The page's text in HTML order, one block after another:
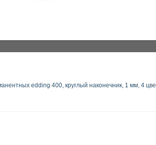
edding 400, круглый наконечник, 1 мм, 4